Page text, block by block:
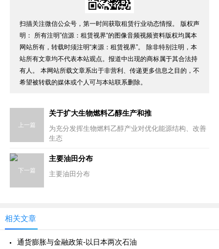
扫描关注微信公众号，第一时间获取租赁行业动态情报。 版权声
明： 所有注明”信源：租赁视界“的图像音频视频资料版权均属本
网站所有，转载时须注明“来源：租赁视界”。 除非特别注明，本
站所有文章均不代表本站观点。报道中出现的商标属于其合法持
有人。 本网站所载文章系出于非营利、传递更多信息之目的，不
希望被转载的媒体或个人可与本站联系删除。
上一篇
关于扩大生物燃料乙醇生产和推
为充分发挥生物燃料乙醇产业对优化能源结构、改善
生态
下一篇
主要油田分布
主要油田分布
相关文章
通货膨胀与金融政策-以日本两次石油